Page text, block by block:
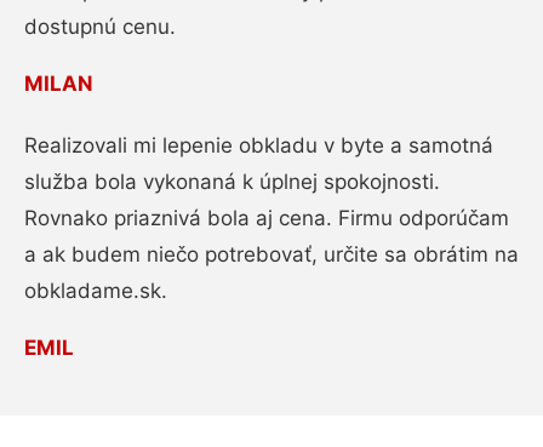
dostupnú cenu.
MILAN
Realizovali mi lepenie obkladu v byte a samotná
služba bola vykonaná k úplnej spokojnosti.
Rovnako priaznivá bola aj cena. Firmu odporúčam
a ak budem niečo potrebovať, určite sa obrátim na
obkladame.sk.
EMIL